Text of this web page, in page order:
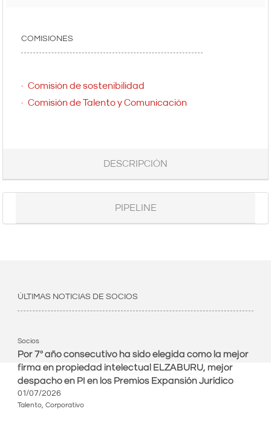
COMISIONES
Comisión de sostenibilidad
Comisión de Talento y Comunicación
DESCRIPCIÓN
PIPELINE
ÚLTIMAS NOTICIAS DE SOCIOS
Socios
Por 7º año consecutivo ha sido elegida como la mejor
firma en propiedad intelectual ELZABURU, mejor
despacho en PI en los Premios Expansión Jurídico
01/07/2026
Talento, Corporativo